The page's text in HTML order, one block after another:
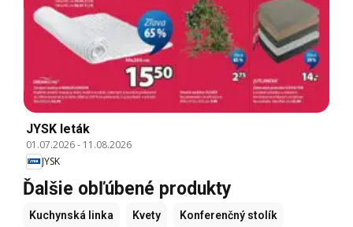
JYSK leták
01.07.2026- 11.08.2026
JYSK
Ďalšie obľúbené produkty
Kuchynská linka Kvety Konferenčný stolík